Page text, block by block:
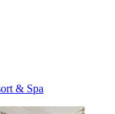
& Spa